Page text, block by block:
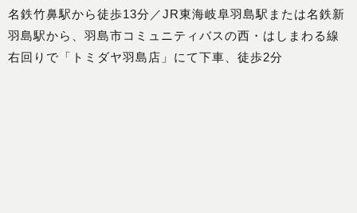
名鉄竹鼻駅から徒歩13分／JR東海岐阜羽島駅または名鉄新
羽島駅から、羽島市コミュニティバスの西・はしまわる線
右回りで「トミダヤ羽島店」にて下車、徒歩2分